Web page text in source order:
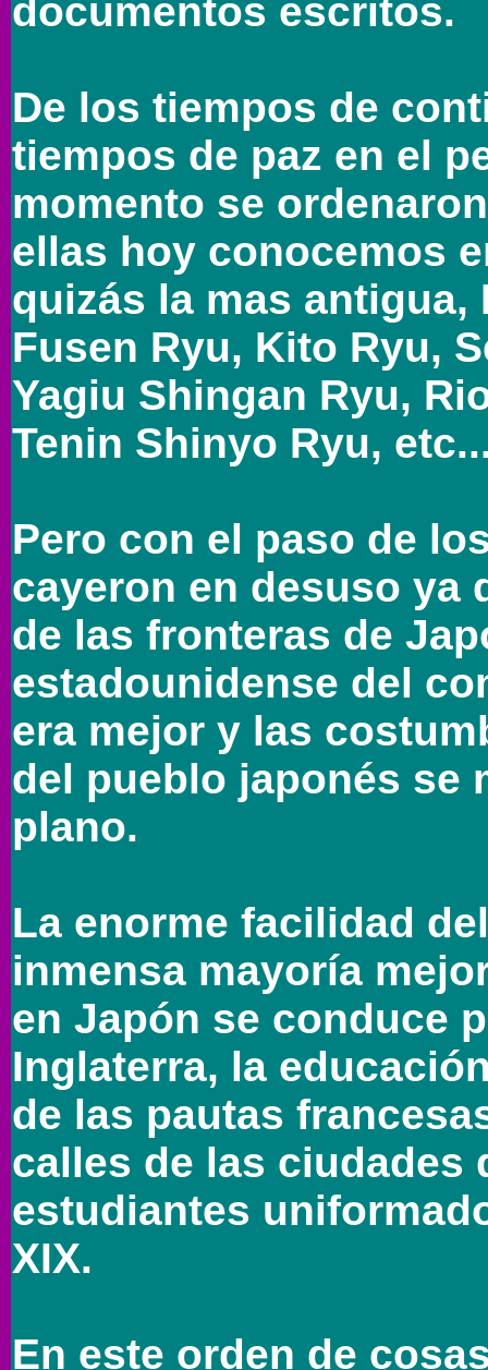
documentos escritos.
De los tiempos de
tiempos de paz en el
momento se
ellas hoy conocemos
quizás la mas
Fusen Ryu, Kito Ryu,
Yagiu Shingan Ryu,
Tenin Shinyo Ryu,
Pero con el paso de
cayeron en desuso ya
de las fronteras de
estadounidense del
era mejor y las
del pueblo japonés se
plano.
La enorme facilidad
inmensa mayoría
en Japón se conduce
Inglaterra, la
de las pautas
calles de las ciudades
estudiantes
XIX.
En este orden de